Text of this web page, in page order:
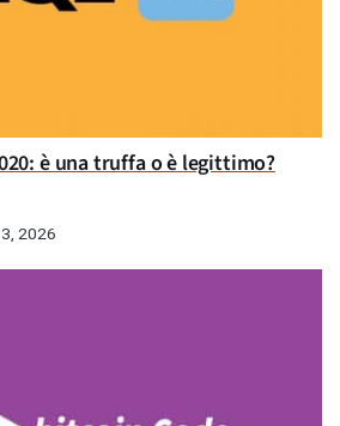
è una truffa o è legittimo?
2026